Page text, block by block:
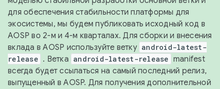
для обеспечения стабильности платформы для
экосистемы, мы будем публиковать исходный код в
AOSP во 2-м и 4-м кварталах. Для сборки и внесения
вклада в AOSP используйте ветку android-latest-
release . Ветка android-latest-release manifest
всегда будет ссылаться на самый последний релиз,
выпущенный в AOSP. Для получения дополнительной